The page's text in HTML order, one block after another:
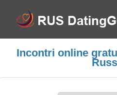
Incontri online